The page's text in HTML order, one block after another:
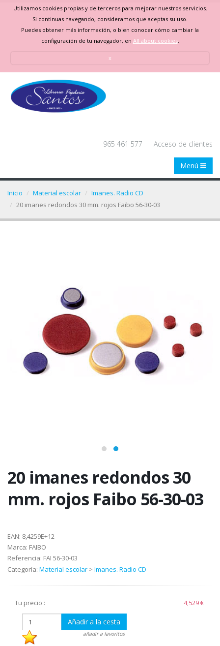
Utilizamos cookies propias y de terceros para mejorar nuestros servicios.
Si continuas navegando, consideramos que aceptas su uso.
Puedes obtener más información, o bien conocer cómo cambiar la
configuración de tu navegador, en All about cookies.
x
965 461 577 Acceso de clientes
Menú
Inicio Material escolar
Imanes. Radio CD
20 imanes redondos 30 mm. rojos Faibo 56-30-03
20 imanes redondos 30
mm. rojos Faibo 56-30-03
EAN: 8,4259E+12
Marca: FAIBO
Referencia: FAI 56-30-03
Categoría: Material escolar > Imanes. Radio CD
Tu precio : 4,529 €
Añadir a la cesta
añadir a favoritos